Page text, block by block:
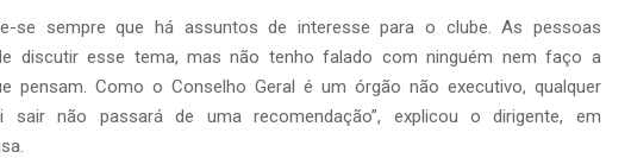
se sempre que há assuntos de interesse para o clube. As pessoas
discutir esse tema, mas não tenho falado com ninguém nem faço a
pensam. Como o Conselho Geral é um órgão não executivo, qualquer
sair não passará de uma recomendação”, explicou o dirigente, em